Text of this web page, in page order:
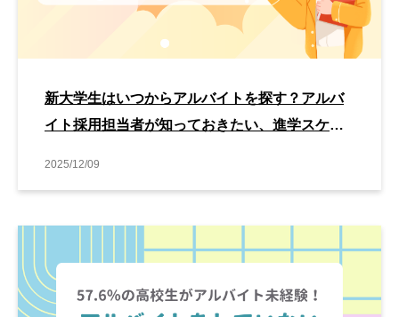
新大学生はいつからアルバイトを探す？アルバ
イト採用担当者が知っておきたい、進学スケジ
2025/12/09